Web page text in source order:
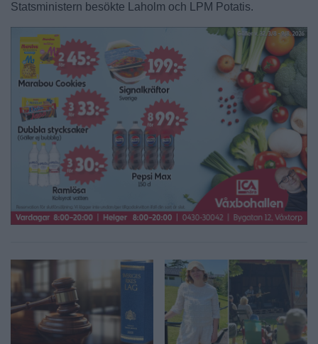
Statsministern besökte Laholm och LPM Potatis.